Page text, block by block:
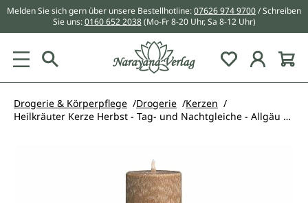
springen
Melden Sie sich gern über unsere Bestellhotline:07626 974 9700/ Schreiben
Sie uns:0160 652 2038 (Mo-Fr 8-20 Uhr, Sa 8-12 Uhr)
Du hast 0
Drogerie & Körperpflege Drogerie
Kerzen
Heilkräuter Kerze Herbst - Tag- und Nachtgleiche - Allgäu Kräuterwerkstatt